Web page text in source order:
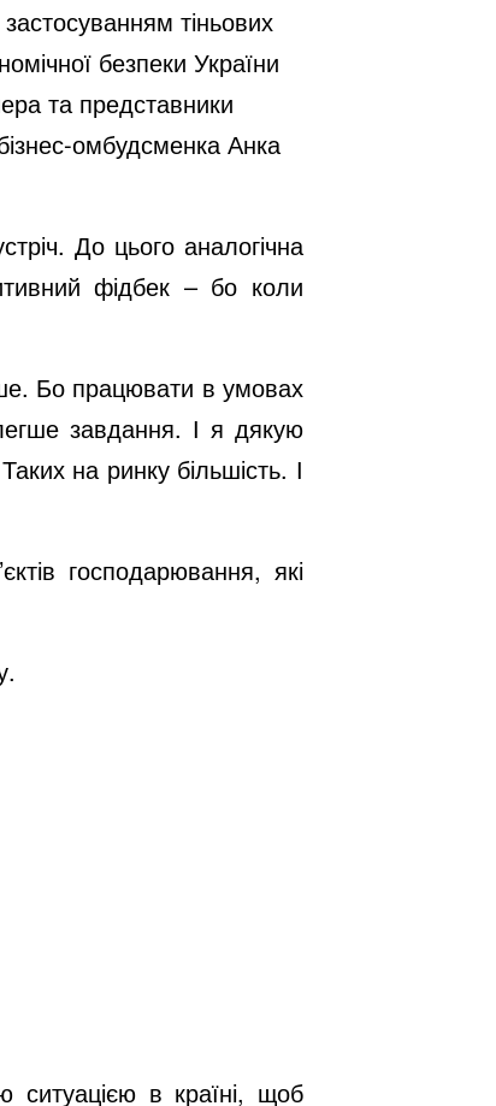
тіньових
безпеки України
та представники
омбудсменка Анка
До цього аналогічна
фідбек – бо коли
Бо працювати в умовах
завдання. І я дякую
на ринку більшість. І
господарювання, які
в країні, щоб